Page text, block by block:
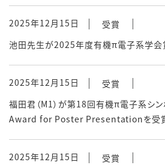
2025年12月15日
受賞
池田先生が2025年度有機π電子系学会
2025年12月15日
受賞
福田君（M1）が第18回有機π電子系シ
Award for Poster Presentationを受
2025年12月15日
受賞